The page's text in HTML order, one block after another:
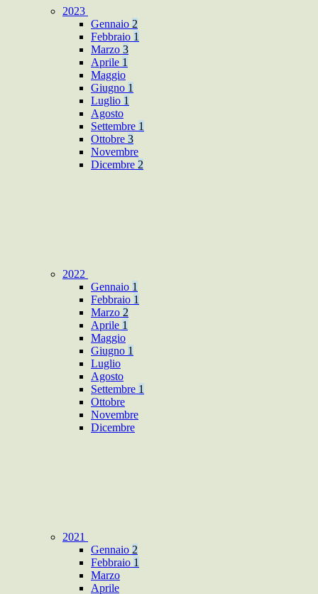
2023
Gennaio 2
Febbraio 1
Marzo 3
Aprile 1
Maggio
Giugno 1
Luglio 1
Agosto
Settembre 1
Ottobre 3
Novembre
Dicembre 2
2022
Gennaio 1
Febbraio 1
Marzo 2
Aprile 1
Maggio
Giugno 1
Luglio
Agosto
Settembre 1
Ottobre
Novembre
Dicembre
2021
Gennaio 2
Febbraio 1
Marzo
Aprile